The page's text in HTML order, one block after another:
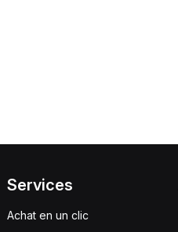
Services
Achat en un clic